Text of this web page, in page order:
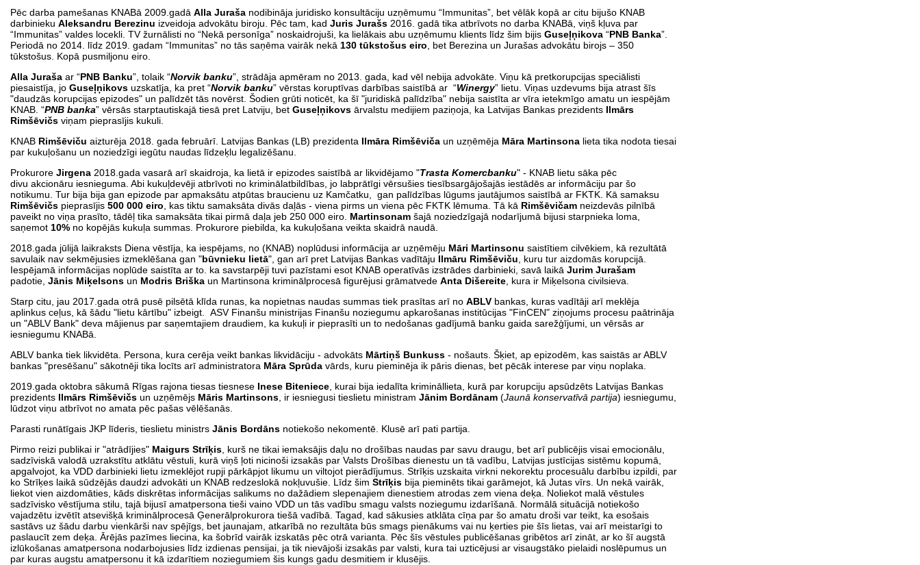
Pēc darba pamešanas KNABā 2009.gadā Alla Juraša nodibināja juridisko konsultāciju uzņēmumu “Immunitas”, bet vēlāk kopā ar citu bijušo KNAB
darbinieku Aleksandru Berezinu izveidoja advokātu biroju. Pēc tam, kad Juris Jurašs 2016. gadā tika atbrīvots no darba KNABā, viņš kļuva par
“Immunitas” valdes locekli. TV žurnālisti no “Nekā personīga” noskaidrojuši, ka lielākais abu uzņēmumu klients līdz šim bijis Guseļņikova “PNB Banka”.
Periodā no 2014. līdz 2019. gadam “Immunitas” no tās saņēma vairāk nekā 130 tūkstošus eiro , bet Berezina un Jurašas advokātu birojs – 350
tūkstošus. Kopā pusmiljonu eiro.
Alla Juraša ar “PNB Banku”, tolaik “Norvik banku”, strādāja apmēram no 2013. gada, kad vēl nebija advokāte. Viņu kā pretkorupcijas speciālisti
piesaistīja, jo Guseļņikovs uzskatīja, ka pret “Norvik banku” vērstas koruptīvas darbības saistībā ar “Winergy” lietu. Viņas uzdevums bija atrast šīs
"daudzās korupcijas epizodes" un palīdzēt tās novērst. Šodien grūti noticēt, ka šī "juridiskā palīdzība" nebija saistīta ar vīra ietekmīgo amatu un iespējām
KNAB. “PNB banka” vērsās starptautiskajā tiesā pret Latviju, bet Guseļņikovs ārvalstu medijiem paziņoja, ka Latvijas Bankas prezidents Ilmārs
Rimšēvičs viņam pieprasījis kukuli.
KNAB Rimšēviču aizturēja 2018. gada februārī. Latvijas Bankas (LB) prezidenta Ilmāra Rimšēviča un uzņēmēja Māra Martinsona lieta tika nodota tiesai
par kukuļošanu un noziedzīgi iegūtu naudas līdzeķlu legalizēšanu.
Prokurore Jirgena 2018.gada vasarā arī skaidroja, ka lietā ir epizodes saistībā ar likvidējamo "Trasta Komercbanku" - KNAB lietu sāka pēc
divu akcionāru iesnieguma. Abi kukuļdevēji atbrīvoti no kriminālatbildības, jo labprātīgi vērsušies tiesībsargājošajās iestādēs ar informāciju par šo
notikumu. Tur bija bija gan epizode par apmaksātu atpūtas braucienu uz Kamčatku, gan palīdzības lūgums jautājumos saistībā ar FKTK. Kā samaksu
Rimšēvičs pieprasījis 500 000 eiro , kas tiktu samaksāta divās daļās - viena pirms un viena pēc FKTK lēmuma. Tā kā Rimšēvičam neizdevās pilnībā
paveikt no viņa prasīto, tādēļ tika samaksāta tikai pirmā daļa jeb 250 000 eiro. Martinsonam šajā noziedzīgajā nodarījumā bijusi starpnieka loma,
saņemot 10% no kopējās kukuļa summas. Prokurore piebilda, ka kukuļošana veikta skaidrā naudā.
2018.gada jūlijā laikraksts Diena vēstīja, ka iespējams, no (KNAB) noplūdusi informācija ar uzņēmēju Māri Martinsonu saistītiem cilvēkiem, kā rezultātā
savulaik nav sekmējusies izmeklēšana gan "būvnieku lietā", gan arī pret Latvijas Bankas vadītāju Ilmāru Rimšēviču , kuru tur aizdomās korupcijā.
Iespējamā informācijas noplūde saistīta ar to. ka savstarpēji tuvi pazīstami esot KNAB operatīvās izstrādes darbinieki, savā laikā Jurim Jurašam
padotie, Jānis Miķelsons un Modris Briška un Martinsona kriminālprocesā figurējusi grāmatvede Anta Dišereite , kura ir Miķelsona civilsieva.
Starp citu, jau 2017.gada otrā pusē pilsētā klīda runas, ka nopietnas naudas summas tiek prasītas arī no ABLV bankas, kuras vadītāji arī meklēja
aplinkus ceļus, kā šādu "lietu kārtību" izbeigt. ASV Finanšu ministrijas Finanšu noziegumu apkarošanas institūcijas "FinCEN" ziņojums procesu paātrināja
un "ABLV Bank" deva mājienus par saņemtajiem draudiem, ka kukuļi ir pieprasīti un to nedošanas gadījumā banku gaida sarežģījumi, un vērsās ar
iesniegumu KNABā.
ABLV banka tiek likvidēta. Persona, kura cerēja veikt bankas likvidāciju - advokāts Mārtiņš Bunkuss - nošauts. Šķiet, ap epizodēm, kas saistās ar ABLV
bankas "presēšanu" sākotnēji tika locīts arī administratora Māra Sprūda vārds, kuru pieminēja ik pāris dienas, bet pēcāk interese par viņu noplaka.
2019.gada oktobra sākumā Rīgas rajona tiesas tiesnese Inese Biteniece , kurai bija iedalīta krimināllieta, kurā par korupciju apsūdzēts Latvijas Bankas
prezidents Ilmārs Rimšēvičs un uzņēmējs Māris Martinsons , ir iesniegusi tieslietu ministram Jānim Bordānam (Jaunā konservatīvā partija) iesniegumu,
lūdzot viņu atbrīvot no amata pēc pašas vēlēšanās.
Parasti runātīgais JKP līderis, tieslietu ministrs Jānis Bordāns notiekošo nekomentē. Klusē arī pati partija.
Pirmo reizi publikai ir "atrādījies" Maigurs Strīķis , kurš ne tikai iemaksājis daļu no drošības naudas par savu draugu, bet arī publicējis visai emocionālu,
sadzīviskā valodā uzrakstītu atklātu vēstuli, kurā viņš ļoti nicinoši izsakās par Valsts Drošības dienestu un tā vadību, Latvijas justīcijas sistēmu kopumā,
apgalvojot, ka VDD darbinieki lietu izmeklējot rupji pārkāpjot likumu un viltojot pierādījumus. Strīķis uzskaita virkni nekorektu procesuālu darbību izpildi, par
ko Strīķes laikā sūdzējās daudzi advokāti un KNAB redzeslokā nokļuvušie. Līdz šim Strīķis bija pieminēts tikai garāmejot, kā Jutas vīrs. Un nekā vairāk,
liekot vien aizdomāties, kāds diskrētas informācijas salikums no dažādiem slepenajiem dienestiem atrodas zem viena deķa. Noliekot malā vēstules
sadzīvisko vēstījuma stilu, tajā bijusī amatpersona tieši vaino VDD un tās vadību smagu valsts noziegumu izdarīšanā. Normālā situācijā notiekošo
vajadzētu izvētīt atsevišķā kriminālprocesā Ģenerālprokurora tiešā vadībā. Tagad, kad sākusies atklāta cīņa par šo amatu droši var teikt, ka esošais
sastāvs uz šādu darbu vienkārši nav spējīgs, bet jaunajam, atkarībā no rezultāta būs smags pienākums vai nu ķerties pie šīs lietas, vai arī meistarīgi to
paslaucīt zem deķa. Ārējās pazīmes liecina, ka šobrīd vairāk izskatās pēc otrā varianta. Pēc šīs vēstules publicēšanas gribētos arī zināt, ar ko šī augstā
izlūkošanas amatpersona nodarbojusies līdz izdienas pensijai, ja tik nievājoši izsakās par valsti, kura tai uzticējusi ar visaugstāko pielaidi noslēpumus un
par kuras augstu amatpersonu it kā izdarītiem noziegumiem šis kungs gadu desmitiem ir klusējis.